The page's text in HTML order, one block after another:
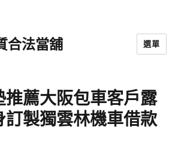
合法當舖 選單
推薦大阪包車客戶露
訂製獨雲林機車借款